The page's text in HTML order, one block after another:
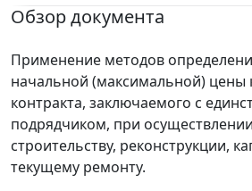
Обзор документа
Применение методов
начальной (максимальной) цены
контракта, заключаемого с
подрядчиком, при
строительству, реконструкции,
текущему ремонту.